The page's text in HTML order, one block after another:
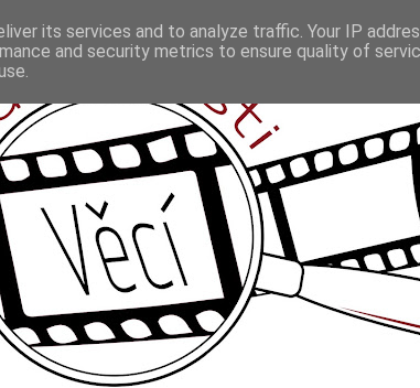
its services and to analyze traffic. Your IP
and security metrics to ensure quality of